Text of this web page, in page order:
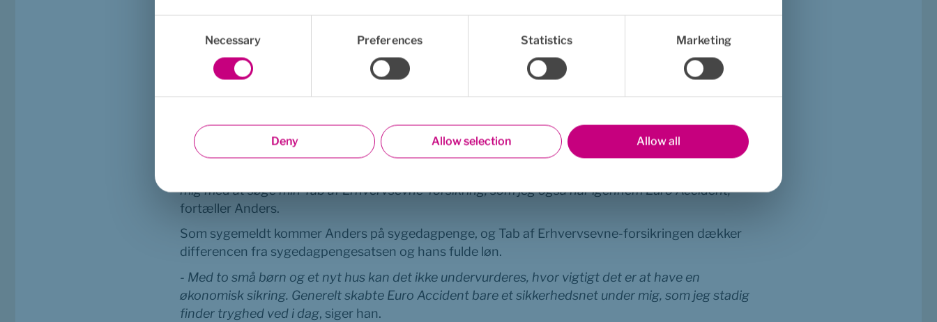
Necessary Preferences Statistics Marketing
Deny Allow selection Allow all
at vende situationen, og da min fædreorlov lakker mod enden, vælter verden bare for mig,
Vendepunkt, hjælp og økonomisk støtte
Anders bliver indlagt på en åben psykiatrisk afdeling og får dermed ro og hjælp til at komme sig, så
team en afgørende hjælp.
- Euro Accident er opmærksom på min situation og kontakter mig kort efter, at jeg færdiggør mit
mig med at søge min Tab af Erhvervsevne-forsikring, som jeg også har igennem Euro Accident,
fortæller Anders.
Som sygemeldt kommer Anders på sygedagpenge, og Tab af Erhvervsevne-forsikringen dækker
differencen fra sygedagpengesatsen og hans fulde løn.
- Med to små børn og et nyt hus kan det ikke undervurderes, hvor vigtigt det er at have en
økonomisk sikring. Generelt skabte Euro Accident bare et sikkerhedsnet under mig, som jeg stadig
finder tryghed ved i dag, siger han.